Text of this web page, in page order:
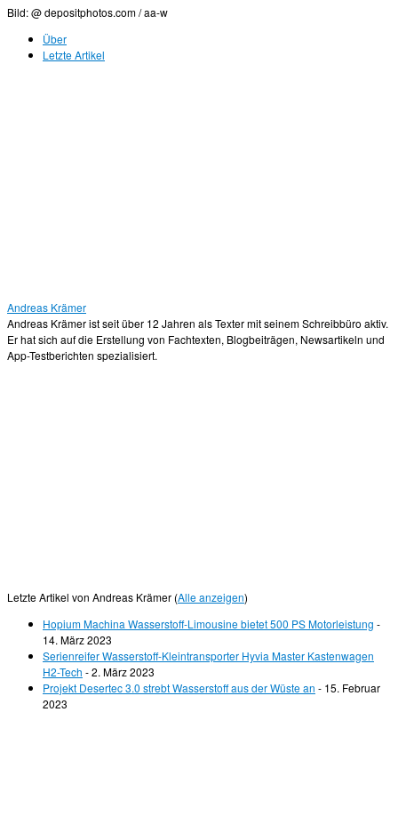
Bild: @ depositphotos.com / aa-w
Über
Letzte Artikel
Andreas Krämer
Andreas Krämer ist seit über 12 Jahren als Texter mit seinem Schreibbüro aktiv.
Er hat sich auf die Erstellung von Fachtexten, Blogbeiträgen, Newsartikeln und
App-Testberichten spezialisiert.
Letzte Artikel von Andreas Krämer (Alle anzeigen)
Hopium Machina Wasserstoff-Limousine bietet 500 PS Motorleistung -
14. März 2023
Serienreifer Wasserstoff-Kleintransporter Hyvia Master Kastenwagen
H2-Tech - 2. März 2023
Projekt Desertec 3.0 strebt Wasserstoff aus der Wüste an - 15. Februar
2023